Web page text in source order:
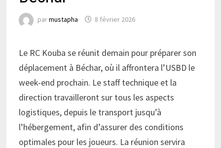
parmustapha 8 février 2026
Le RC Kouba se réunit demain pour préparer son
déplacement à Béchar, où il affrontera l’USBD le
week-end prochain. Le staff technique et la
direction travailleront sur tous les aspects
logistiques, depuis le transport jusqu’à
l’hébergement, afin d’assurer des conditions
optimales pour les joueurs. La réunion servira